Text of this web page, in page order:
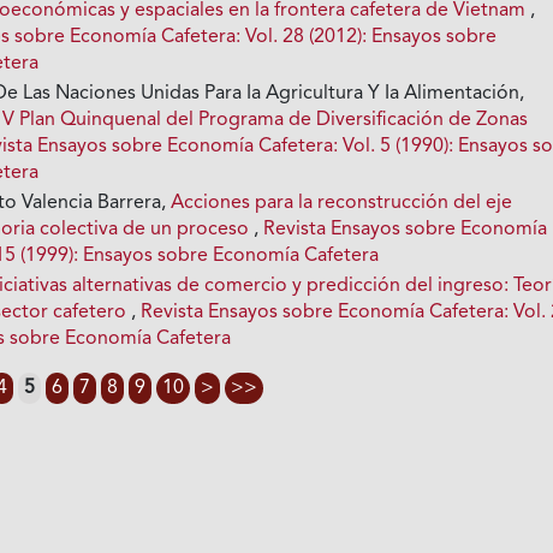
y espaciales en la frontera cafetera de Vietnam ,
sobre Economía Cafetera: Vol. 28 (2012): Ensayos sobre
Las Naciones Unidas Para Ia Agricultura Y Ia Alimentación,
Plan Quinquenal del Programa de Diversificación de Zonas
Ensayos sobre Economía Cafetera: Vol. 5 (1990): Ensayos
Valencia Barrera,Acciones para la reconstrucción del eje
colectiva de un proceso , Revista Ensayos sobre Economía
(1999): Ensayos sobre Economía Cafetera
alternativas de comercio y predicción del ingreso:
cafetero , Revista Ensayos sobre Economía Cafetera: Vol.
sobre Economía Cafetera
5 6 7 8 9 10 > >>